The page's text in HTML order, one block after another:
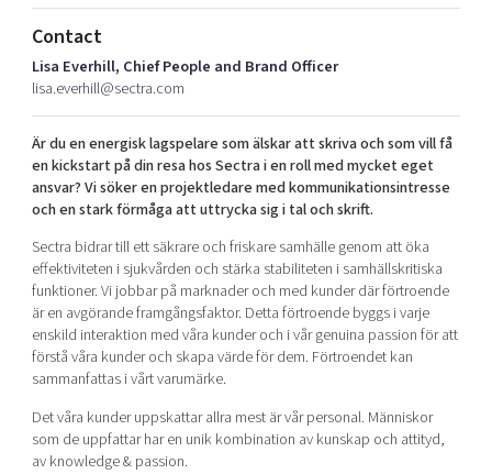
Global talent
Visual technologies
Shaping cities and regions
Bright East
East Sweden Tech Women
Reversed mentorship
Current offers and activities
Tech startups
Upscaling
Talent & skills
Startup & industry collaboration
Offers to boost your business
Funding opportunities
Our story, mission & vision
Our community of companies
Projects
Publications
Project toolbox
Our clusters
Reach out to us
Locations
40 years anniversary
Today's lunch in Mjärdevi
Contact
Lisa Everhill, Chief People and Brand Officer
lisa.everhill@sectra.com
Är du en energisk lagspelare som älskar att skriva och som vill få
en kickstart på din resa hos Sectra i en roll med mycket eget
ansvar? Vi söker en projektledare med kommunikationsintresse
och en stark förmåga att uttrycka sig i tal och skrift.
Sectra bidrar till ett säkrare och friskare samhälle genom att öka
effektiviteten i sjukvården och stärka stabiliteten i samhällskritiska
funktioner. Vi jobbar på marknader och med kunder där förtroende
är en avgörande framgångsfaktor. Detta förtroende byggs i varje
enskild interaktion med våra kunder och i vår genuina passion för att
förstå våra kunder och skapa värde för dem. Förtroendet kan
sammanfattas i vårt varumärke.
Det våra kunder uppskattar allra mest är vår personal. Människor
som de uppfattar har en unik kombination av kunskap och attityd,
av knowledge & passion.